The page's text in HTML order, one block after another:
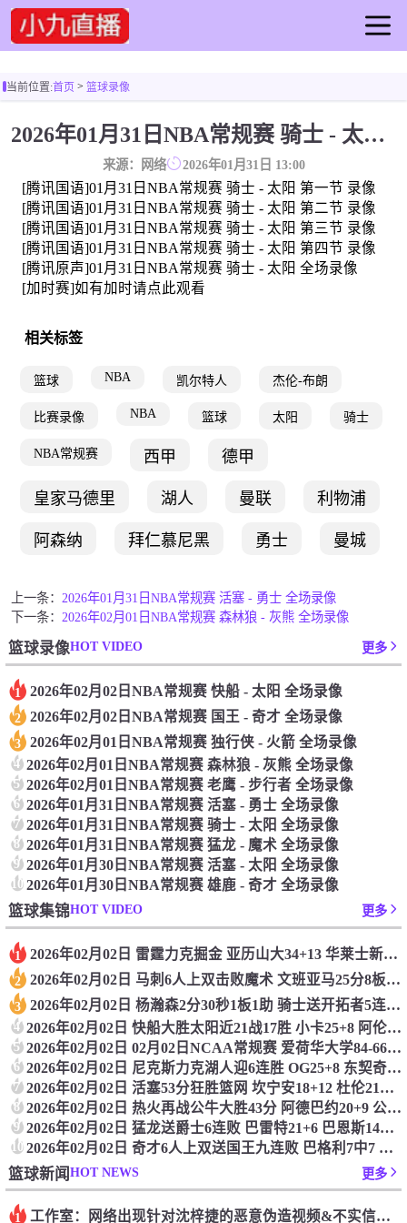
足球直播
篮球直播
足球录像
足球集锦
篮球集锦
足球新闻
篮球新闻
当前位置:首页> 篮球录像
2026年01月31日NBA常规赛 骑士 - 太阳 全场录像
来源：网络 2026年01月31日 13:00
[腾讯国语]01月31日NBA常规赛 骑士 - 太阳 第一节 录像
[腾讯国语]01月31日NBA常规赛 骑士 - 太阳 第二节 录像
[腾讯国语]01月31日NBA常规赛 骑士 - 太阳 第三节 录像
[腾讯国语]01月31日NBA常规赛 骑士 - 太阳 第四节 录像
[腾讯原声]01月31日NBA常规赛 骑士 - 太阳 全场录像
[加时赛]如有加时请点此观看
相关标签
篮球 NBA 凯尔特人 杰伦-布朗
比赛录像 NBA 篮球 太阳 骑士
NBA常规赛 西甲 德甲
皇家马德里 湖人 曼联 利物浦
阿森纳 拜仁慕尼黑 勇士 曼城
上一条： 2026年01月31日NBA常规赛 活塞 - 勇士 全场录像
下一条： 2026年02月01日NBA常规赛 森林狼 - 灰熊 全场录像
篮球录像HOT VIDEO 更多
1 2026年02月02日NBA常规赛 快船 - 太阳 全场录像
2 2026年02月02日NBA常规赛 国王 - 奇才 全场录像
3 2026年02月01日NBA常规赛 独行侠 - 火箭 全场录像
4 2026年02月01日NBA常规赛 森林狼 - 灰熊 全场录像
5 2026年02月01日NBA常规赛 老鹰 - 步行者 全场录像
6 2026年01月31日NBA常规赛 活塞 - 勇士 全场录像
7 2026年01月31日NBA常规赛 骑士 - 太阳 全场录像
8 2026年01月31日NBA常规赛 猛龙 - 魔术 全场录像
9 2026年01月30日NBA常规赛 活塞 - 太阳 全场录像
102026年01月30日NBA常规赛 雄鹿 - 奇才 全场录像
篮球集锦HOT VIDEO 更多
1 2026年02月02日 雷霆力克掘金 亚历山大34+13 华莱士新高7记三分 穆雷16中4
2 2026年02月02日 马刺6人上双击败魔术 文班亚马25分8板4断5帽 班凯罗19+10
3 2026年02月02日 杨瀚森2分30秒1板1助 骑士送开拓者5连败 阿伦生涯新高40+17
4 2026年02月02日 快船大胜太阳近21战17胜 小卡25+8 阿伦23+8 哈登&布克缺阵
5 2026年02月02日 02月02日NCAA常规赛 爱荷华大学84-66俄勒冈大学 全场集锦
6 2026年02月02日 尼克斯力克湖人迎6连胜 OG25+8 东契奇30+15+8 詹姆斯22+5+6
7 2026年02月02日 活塞53分狂胜篮网 坎宁安18+12 杜伦21+10
8 2026年02月02日 热火再战公牛大胜43分 阿德巴约20+9 公牛三分球41中6
9 2026年02月02日 猛龙送爵士6连败 巴雷特21+6 巴恩斯14+9+4帽 马尔卡宁27+11
10 2026年02月02日 奇才6人上双送国王九连败 巴格利7中7 拉文35+6 德罗赞32分
篮球新闻HOT NEWS 更多
1 工作室：网络出现针对沈梓捷的恶意伪造视频&不实信息 将依法追究